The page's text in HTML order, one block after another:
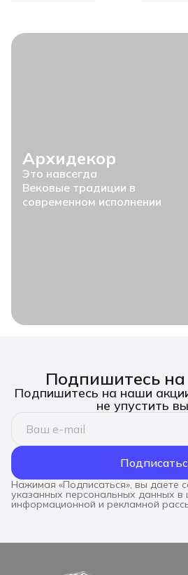
Архидекор
Это навсегда
Вековые традиции в
современном исполнении
Подпишитесь
Подпишитесь на наши
не упустить
Нажимая «Подписаться», вы даете
указанных персональных данных в
информационной и рекламной